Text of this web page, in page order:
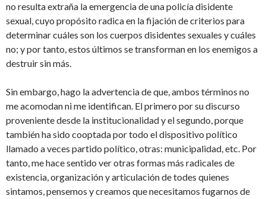
no resulta extraña la emergencia de una policía disidente
sexual, cuyo propósito radica en la fijación de criterios para
determinar cuáles son los cuerpos disidentes sexuales y cuáles
no; y por tanto, estos últimos se transforman en los enemigos a
destruir sin más.
Sin embargo, hago la advertencia de que, ambos términos no
me acomodan ni me identifican. El primero por su discurso
proveniente desde la institucionalidad y el segundo, porque
también ha sido cooptada por todo el dispositivo político
llamado a veces partido político, otras: municipalidad, etc. Por
tanto, me hace sentido ver otras formas más radicales de
existencia, organización y articulación de todes quienes
sintamos, pensemos y creamos que necesitamos fugarnos de